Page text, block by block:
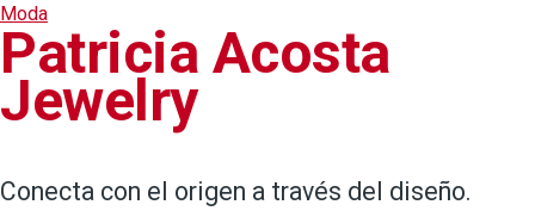
Moda
Patricia Acosta
Jewelry
Conecta con el origen a través del diseño.